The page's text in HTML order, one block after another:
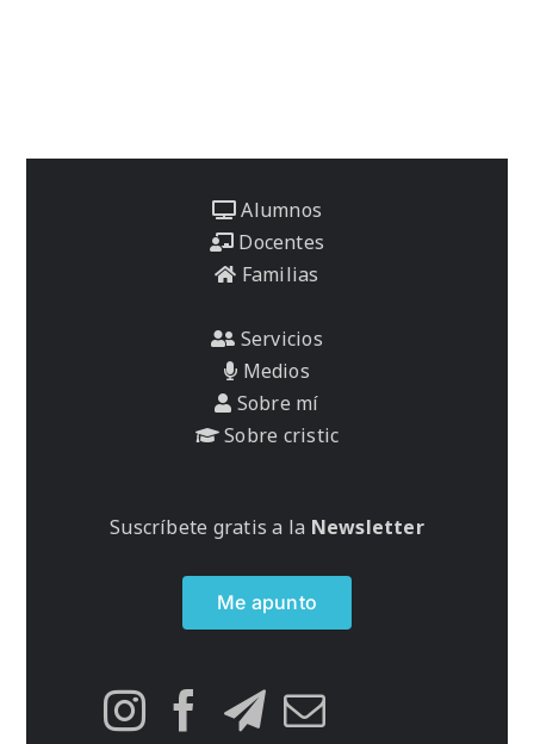
Alumnos
Docentes
Familias
Servicios
Medios
Sobre mí
Sobre cristic
Suscríbete gratis a la Newsletter
Me apunto